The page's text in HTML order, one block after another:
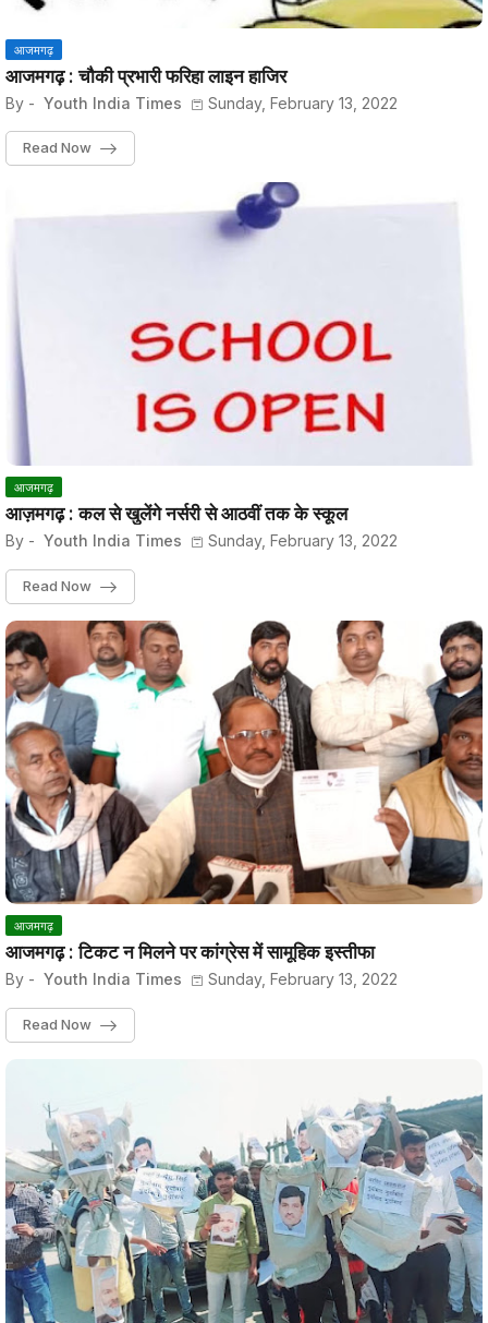
आजमगढ़
आजमगढ़ : चौकी प्रभारी फरिहा लाइन हाजिर
By - Youth India Times Sunday, February 13, 2022
Read Now
आजमगढ़
आज़मगढ़ : कल से खुलेंगे नर्सरी से आठवीं तक के स्कूल
By - Youth India Times Sunday, February 13, 2022
Read Now
आजमगढ़
आजमगढ़ : टिकट न मिलने पर कांग्रेस में सामूहिक इस्तीफा
By - Youth India Times Sunday, February 13, 2022
Read Now